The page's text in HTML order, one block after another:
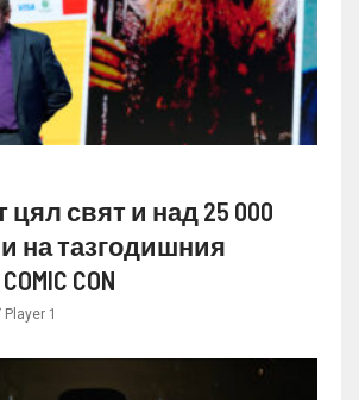
цял свят и над 25 000
на тазгодишния
CON
Player 1